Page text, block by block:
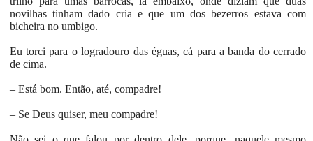
novilhas tinham dado cria e que um dos bezerros estava com
bicheira no umbigo.
Eu torci para o logradouro das éguas, cá para a banda do cerrado
de cima.
– Está bom. Então, até, compadre!
– Se Deus quiser, meu compadre!